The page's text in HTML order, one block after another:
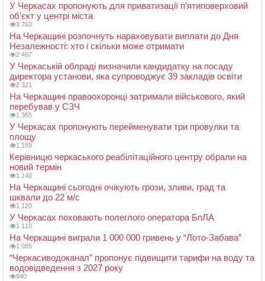
У Черкасах пропонують для приватизації п’ятиповерховий
об’єкт у центрі міста
3 763
На Черкащині розпочнуть нараховувати виплати до Дня
Незалежності: хто і скільки може отримати
2 467
У Черкаській облраді визначили кандидатку на посаду
директора установи, яка супроводжує 39 закладів освіти
2 321
На Черкащині правоохоронці затримали військового, який
перебував у СЗЧ
1 365
У Черкасах пропонують перейменувати три провулки та
площу
1 189
Керівницю черкаського реабілітаційного центру обрали на
новий термін
1 140
На Черкащині сьогодні очікують грози, зливи, град та
шквали до 22 м/с
1 120
У Черкасах поховають полеглого оператора БпЛА
1 110
На Черкащині виграли 1 000 000 гривень у “Лото-Забава”
1 085
“Черкасиводоканал” пропонує підвищити тарифи на воду та
водовідведення з 2027 року
940